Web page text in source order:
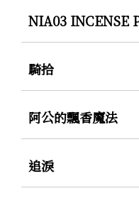
NIA03 INCENSE
騎拾
阿公的飄香魔法
追淚